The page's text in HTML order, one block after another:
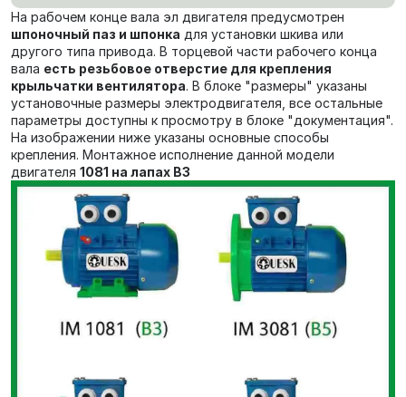
На рабочем конце вала эл двигателя предусмотрен
шпоночный паз и шпонка для установки шкива или
другого типа привода. В торцевой части рабочего конца
вала есть резьбовое отверстие для крепления
крыльчатки вентилятора. В блоке "размеры" указаны
установочные размеры электродвигателя, все остальные
параметры доступны к просмотру в блоке "документация".
На изображении ниже указаны основные способы
крепления. Монтажное исполнение данной модели
двигателя 1081 на лапах В3